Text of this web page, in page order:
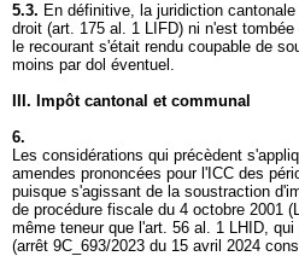
5.3. En définitive, la juridiction
droit (art. 175 al. 1 LIFD) ni n'est tombée
le recourant s'était rendu coupable de
moins par dol éventuel.
III. Impôt cantonal et communal
6.
Les considérations qui précèdent
amendes prononcées pour l'ICC des
puisque s'agissant de la soustraction
de procédure fiscale du 4 octobre 2001
même teneur que l'art. 56 al. 1 LHID, qui
(arrêt 9C_693/2023 du 15 avril 2024